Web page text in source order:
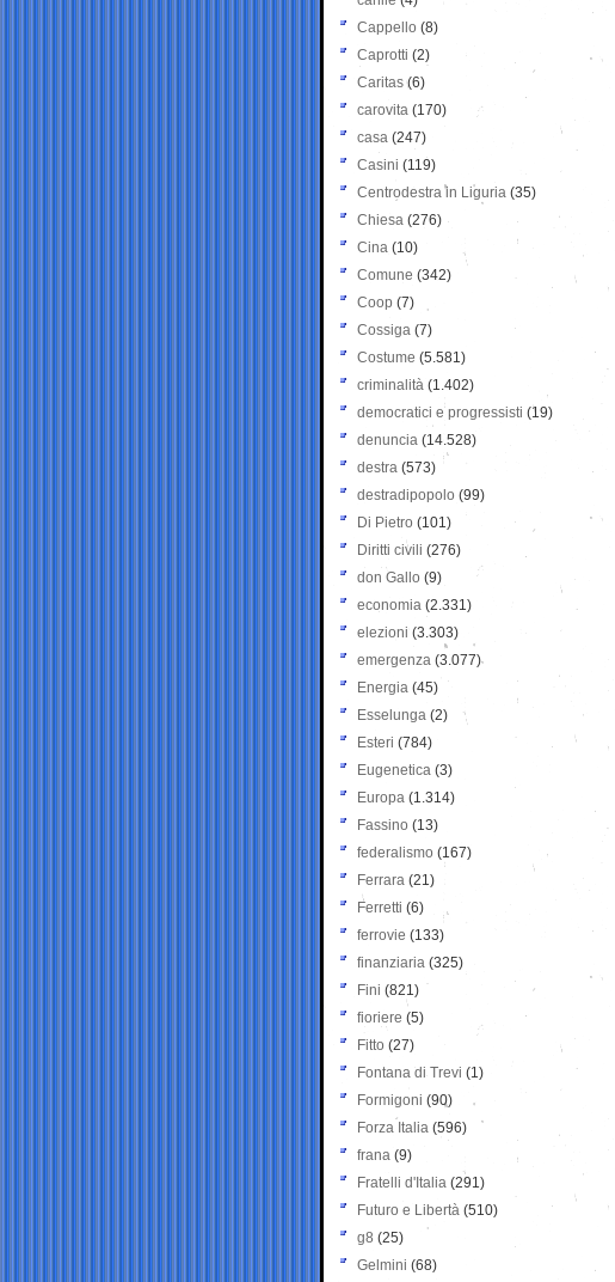
Cappello (8)
Caprotti (2)
Caritas (6)
carovita (170)
casa (247)
Casini (119)
Centrodestra in Liguria (35)
Chiesa (276)
Cina (10)
Comune (342)
Coop (7)
Cossiga (7)
Costume (5.581)
criminalità (1.402)
democratici e progressisti (19)
denuncia (14.528)
destra (573)
destradipopolo (99)
Di Pietro (101)
Diritti civili (276)
don Gallo (9)
economia (2.331)
elezioni (3.303)
emergenza (3.077)
Energia (45)
Esselunga (2)
Esteri (784)
Eugenetica (3)
Europa (1.314)
Fassino (13)
federalismo (167)
Ferrara (21)
Ferretti (6)
ferrovie (133)
finanziaria (325)
Fini (821)
fioriere (5)
Fitto (27)
Fontana di Trevi (1)
Formigoni (90)
Forza Italia (596)
frana (9)
Fratelli d'Italia (291)
Futuro e Libertà (510)
g8 (25)
Gelmini (68)